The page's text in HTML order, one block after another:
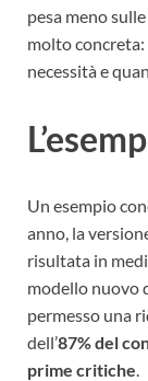
pesa meno
molto
necessità e
Un esempio
anno, la
risultata in
modello nuovo
permesso una
dell’87% del
prime critiche.